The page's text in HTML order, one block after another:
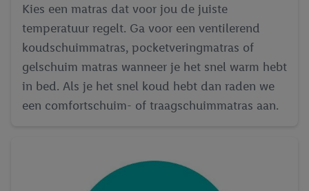
Kies een matras dat voor jou de juiste
temperatuur regelt. Ga voor een ventilerend
koudschuimmatras, pocketveringmatras of
gelschuim matras wanneer je het snel warm hebt
in bed. Als je het snel koud hebt dan raden we
een comfortschuim- of traagschuimmatras aan.